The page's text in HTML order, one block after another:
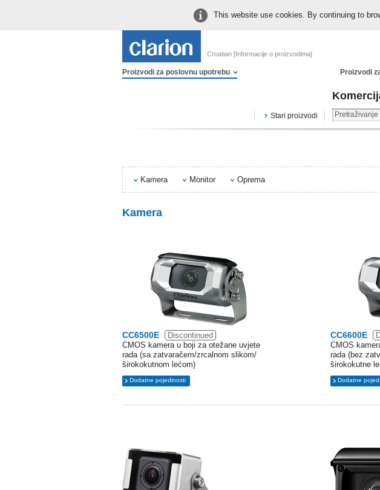
This website use cookies. By continuing to
Croatian [Informacije o proizvodima]
Proizvodi za poslovnu upotrebu Proizvodi
Stari proizvodi
Kamera Monitor Oprema
Kamera
CC6500E
Discontinued
CMOS kamera u boji za otežane uvjete
rada (sa zatvaračem/zrcalnom slikom/
širokokutnom lećom)
Dodatne pojedinosti
CC6600E
CMOS
rada (bez
širokokutne
Dodatne